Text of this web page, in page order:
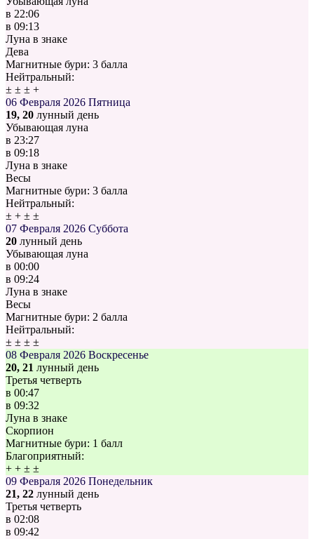
в 22:06
в 09:13
Луна в знаке
Дева
Магнитные бури: 3 балла
Нейтральный:
± ± ± +
06 Февраля 2026 Пятница
19, 20 лунный день
Убывающая луна
в 23:27
в 09:18
Луна в знаке
Весы
Магнитные бури: 3 балла
Нейтральный:
± + ± ±
07 Февраля 2026 Суббота
20 лунный день
Убывающая луна
в 00:00
в 09:24
Луна в знаке
Весы
Магнитные бури: 2 балла
Нейтральный:
± ± ± ±
08 Февраля 2026 Воскресенье
20, 21 лунный день
Третья четверть
в 00:47
в 09:32
Луна в знаке
Скорпион
Магнитные бури: 1 балл
Благоприятный:
+ + ± ±
09 Февраля 2026 Понедельник
21, 22 лунный день
Третья четверть
в 02:08
в 09:42